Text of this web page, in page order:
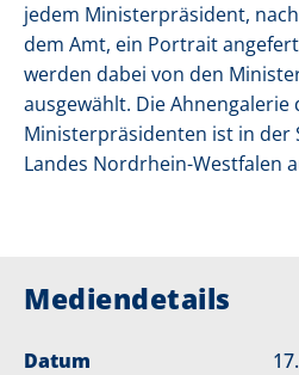
jedem Ministerpräsident,
dem Amt, ein Portrait
werden dabei von den
ausgewählt. Die Ahnengalerie
Ministerpräsidenten ist in der
Landes Nordrhein-Westfalen
Mediendetails
Datum